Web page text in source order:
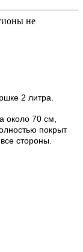
не
2 литра.
около 70 см,
покрыт
стороны.